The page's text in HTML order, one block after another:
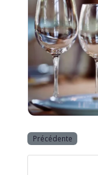
Précédente